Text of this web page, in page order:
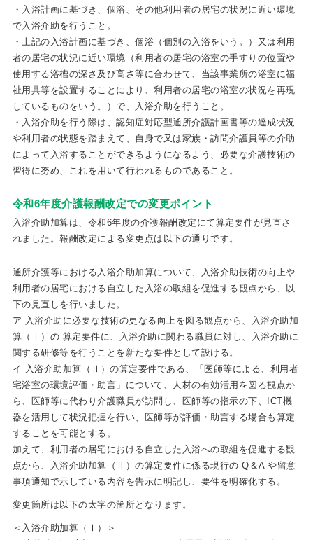
・入浴計画に基づき、個浴、その他利用者の居宅の状況に近い環境
で入浴介助を行うこと。
・上記の入浴計画に基づき、個浴（個別の入浴をいう。）又は利用
者の居宅の状況に近い環境（利用者の居宅の浴室の手すりの位置や
使用する浴槽の深さ及び高さ等に合わせて、当該事業所の浴室に福
祉用具等を設置することにより、利用者の居宅の浴室の状況を再現
しているものをいう。）で、入浴介助を行うこと。
・入浴介助を行う際は、認知症対応型通所介護計画書等の達成状況
や利用者の状態を踏まえて、自身で又は家族・訪問介護員等の介助
によって入浴することができるようになるよう、必要な介護技術の
習得に努め、これを用いて行われるものであること。
令和6年度介護報酬改定での変更ポイント
入浴介助加算は、令和6年度の介護報酬改定にて算定要件が見直さ
れました。報酬改定による変更点は以下の通りです。
通所介護等における入浴介助加算について、入浴介助技術の向上や
利用者の居宅における自立した入浴の取組を促進する観点から、以
下の見直しを行いました。
ア 入浴介助に必要な技術の更なる向上を図る観点から、入浴介助加
算（Ⅰ）の 算定要件に、入浴介助に関わる職員に対し、入浴介助に
関する研修等を行うことを新たな要件として設ける。
イ 入浴介助加算（Ⅱ）の算定要件である、「医師等による、利用者
宅浴室の環境評価・助言」について、人材の有効活用を図る観点か
ら、医師等に代わり介護職員が訪問し、医師等の指示の下、ICT機
器を活用して状況把握を行い、医師等が評価・助言する場合も算定
することを可能とする。
加えて、利用者の居宅における自立した入浴への取組を促進する観
点から、入浴介助加算（Ⅱ）の算定要件に係る現行の Q＆A や留意
事項通知で示している内容を告示に明記し、要件を明確化する。
変更箇所は以下の太字の箇所となります。
＜入浴介助加算（Ⅰ）＞